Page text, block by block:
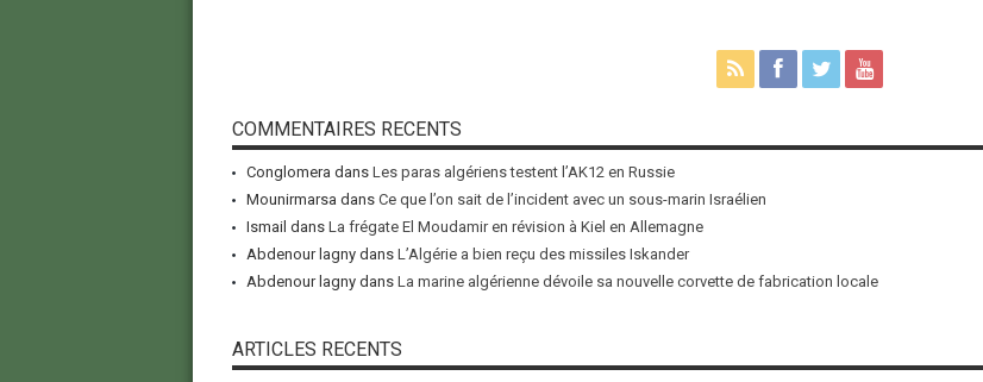
COMMENTAIRES RECENTS
Conglomera dans Les paras algériens testent l’AK12 en Russie
Mounirmarsa dans Ce que l’on sait de l’incident avec un sous-marin Israélien
Ismail dans La frégate El Moudamir en révision à Kiel en Allemagne
Abdenour lagnydans L’Algérie a bien reçu des missiles Iskander
Abdenour lagnydans La marine algérienne dévoile sa nouvelle corvette de fabrication locale
ARTICLES RECENTS